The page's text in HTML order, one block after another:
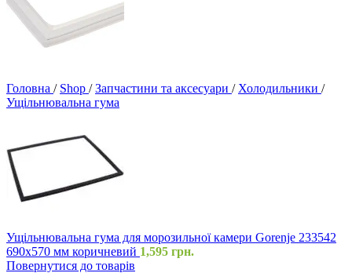
Головна / Shop / Запчастини та аксесуари / Холодильники /
Ущільнювальна гума
Ущільнювальна гума для морозильної камери Gorenje 233542
690x570 мм коричневий 1,595 грн.
Повернутися до товарів